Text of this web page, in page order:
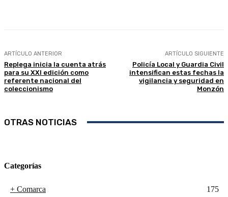
ARTÍCULO ANTERIOR
Replega inicia la cuenta atrás
para su XXI edición como
referente nacional del
coleccionismo
ARTÍCULO SIGUIENTE
Policía Local y Guardia Civil
intensifican estas fechas la
vigilancia y seguridad en
Monzón
OTRAS NOTICIAS
Categorías
+ Comarca 175